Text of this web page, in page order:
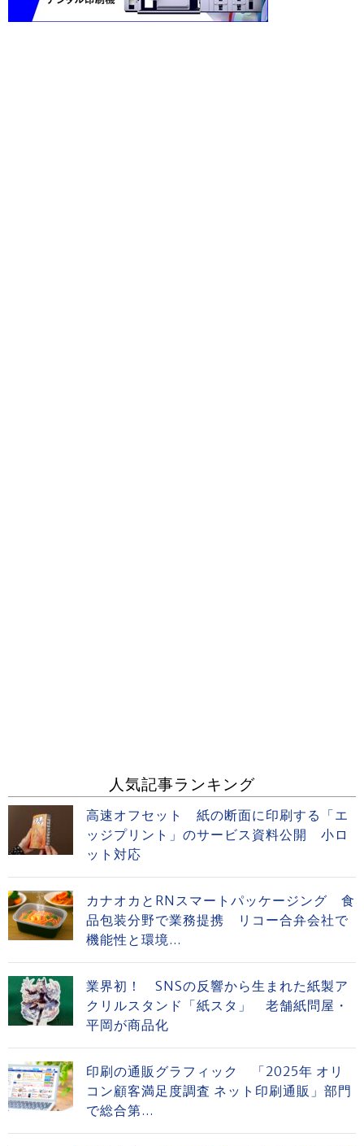
人気記事ランキング
高速オフセット 紙の断面に印刷する「エ
ッジプリント」のサービス資料公開 小ロ
ット対応
カナオカとRNスマートパッケージング 食
品包装分野で業務提携 リコー合弁会社で
機能性と環境...
業界初！ SNSの反響から生まれた紙製ア
クリルスタンド「紙スタ」 老舗紙問屋・
平岡が商品化
印刷の通販グラフィック 「2025年 オリ
コン顧客満足度調査 ネット印刷通販」部門
で総合第...